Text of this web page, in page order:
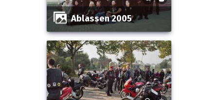
Ablassen 2005